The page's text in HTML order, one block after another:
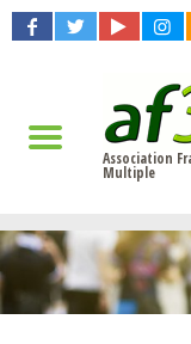
Association
Multiple